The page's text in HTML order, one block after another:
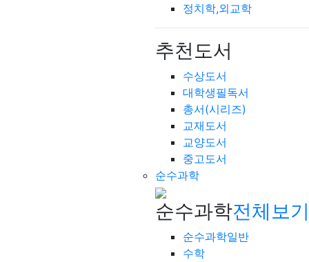
정치학,외교학
추천도서
수상도서
대학생필독서
총서(시리즈)
교재도서
교양도서
중고도서
순수과학
순수과학전체보
순수과학일반
수학